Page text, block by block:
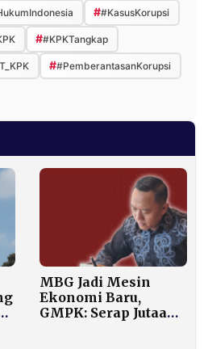
##KasusKorupsi
##KPKTangkap
##PemberantasanKorupsi
MBG Jadi Mesin
Ekonomi Baru,
GMPK: Serap Jutaan